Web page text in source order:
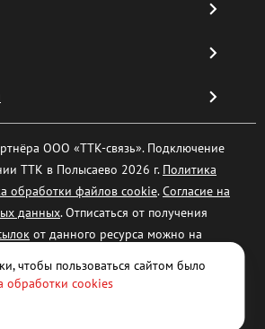
ООО «ТТК-связь». Подключение
ТТК в Полысаево 2026 г. Политика
обработки файлов cookie.Согласие на
данных. Отписаться от получения
от данного ресурса можно на
чтобы пользоваться сайтом было
обработки cookies